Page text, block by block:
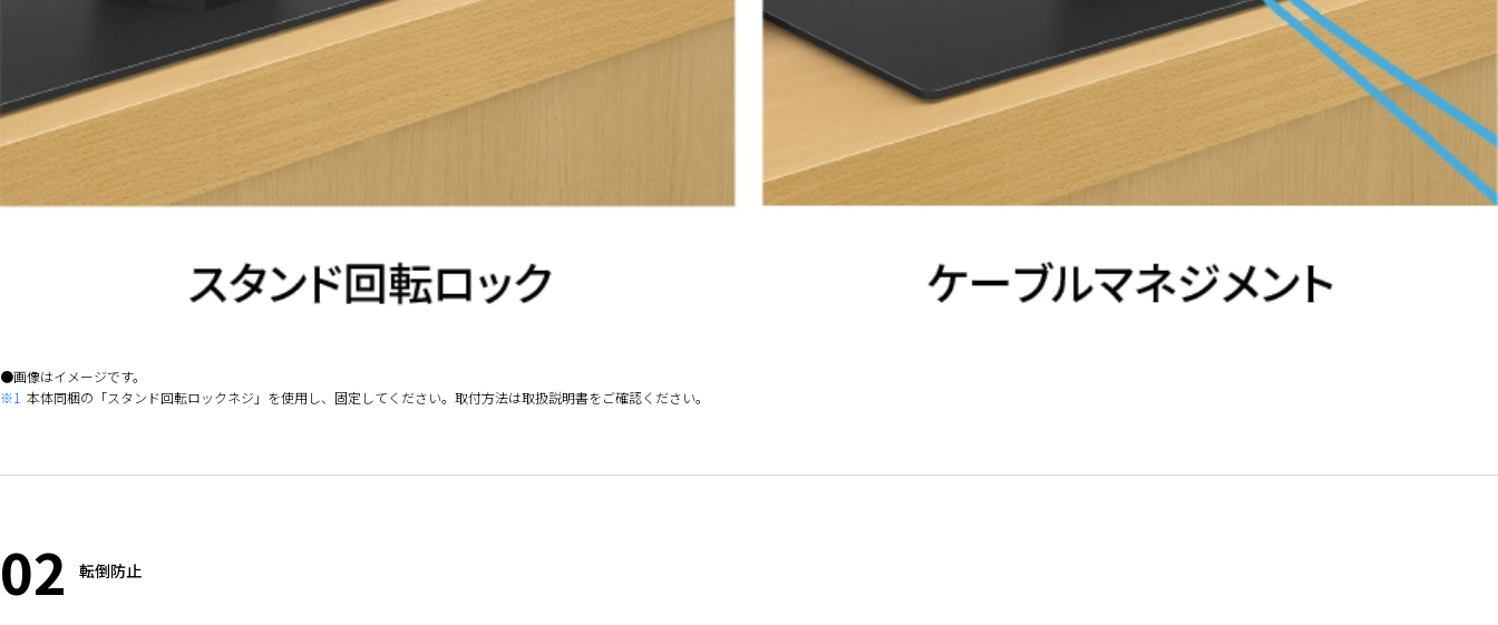
画像はイメージです。
※1 本体同梱の「スタンド回転ロックネジ」を使用し、固定してください。取付方法は取扱説明書をご確認ください。
02 転倒防止